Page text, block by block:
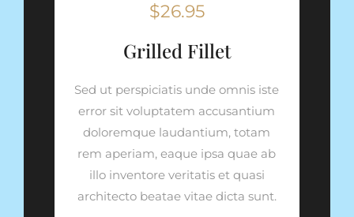
$26.95
Grilled Fillet
Sed ut perspiciatis unde omnis iste
error sit voluptatem accusantium
doloremque laudantium, totam
rem aperiam, eaque ipsa quae ab
illo inventore veritatis et quasi
architecto beatae vitae dicta sunt.